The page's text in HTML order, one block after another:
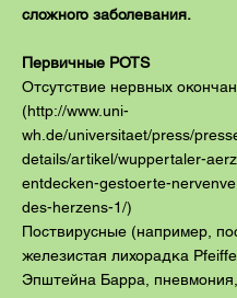
сложного заболевания.
Первичные POTS
Отсутствие нервных
(http://www.uni-
wh.de/universitaet/press/
details/artikel/wuppertaler-
entdecken-gestoerte-
des-herzens-1/)
Поствирусные (например,
железистая лихорадка
Эпштейна Барра, пневмония,